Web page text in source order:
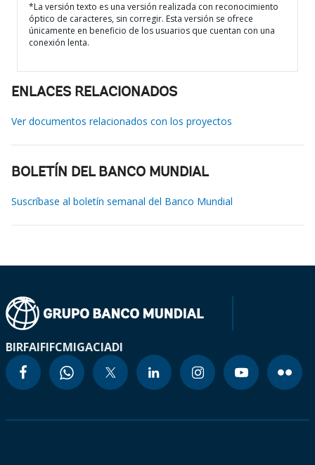
*La versión texto es una versión realizada con reconocimiento
óptico de caracteres, sin corregir. Esta versión se ofrece
únicamente en beneficio de los usuarios que cuentan con una
conexión lenta.
ENLACES RELACIONADOS
Ver documentos relacionados con los proyectos
BOLETÍN DEL BANCO MUNDIAL
Suscríbase al boletín semanal del Banco Mundial
BIRFAIFIFCMIGACIADI